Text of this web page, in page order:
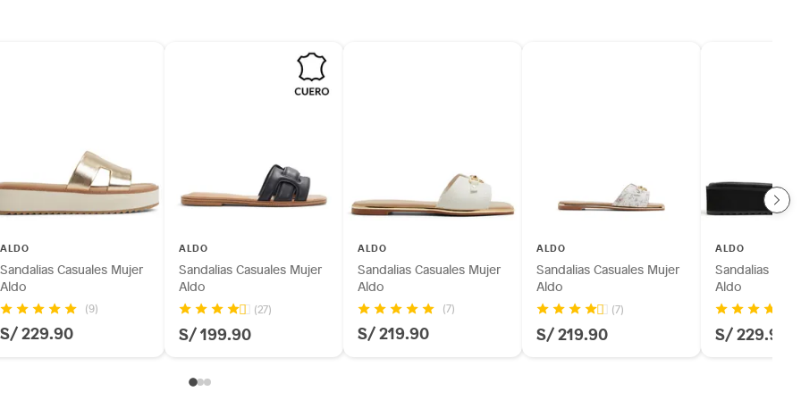
ALDO
Sandalias Casuales Mujer
Aldo
(9)
S/ 229.90
ALDO
Sandalias Casuales Mujer
Aldo
(27)
S/ 199.90
ALDO
Sandalias Casuales Mujer
Aldo
(7)
S/ 219.90
ALDO
Sandalias Casuales Mujer
Aldo
(7)
S/ 219.90
ALDO
Sandalias
Aldo
S/ 229.90